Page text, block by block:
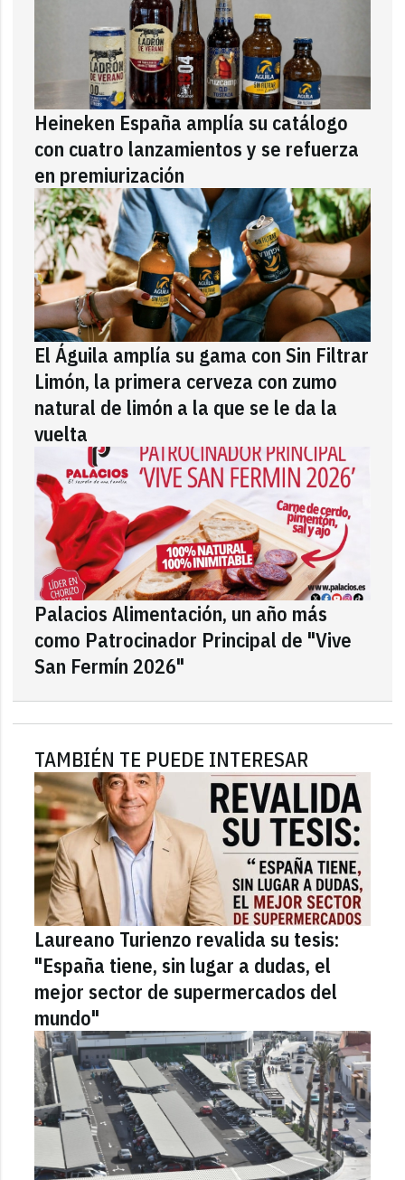
Heineken España amplía su catálogo
con cuatro lanzamientos y se refuerza
en premiurización
El Águila amplía su gama con Sin Filtrar
Limón, la primera cerveza con zumo
natural de limón a la que se le da la
vuelta
Palacios Alimentación, un año más
como Patrocinador Principal de "Vive
San Fermín 2026"
TAMBIÉN TE PUEDE INTERESAR
Laureano Turienzo revalida su tesis:
"España tiene, sin lugar a dudas, el
mejor sector de supermercados del
mundo"